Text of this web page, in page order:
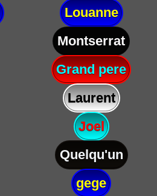
Louanne
Montserrat
Grand pere
Laurent
Joel
Quelqu'un
gege